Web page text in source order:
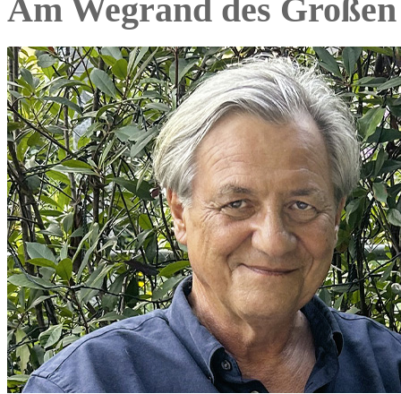
Am Wegrand des